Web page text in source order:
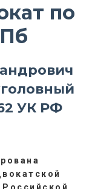
по
УК РФ